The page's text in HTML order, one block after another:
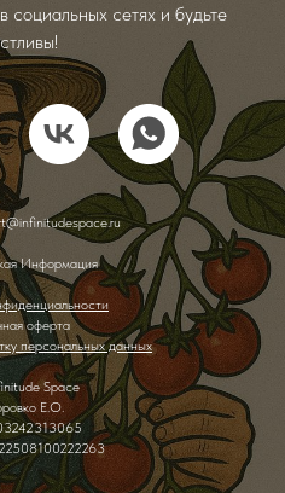
сетях и будьте
Информация
оферта
персональных данных
Space
Е.О.